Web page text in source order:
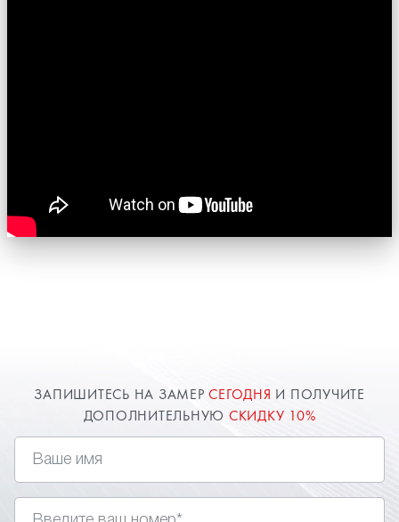
ЗАПИШИТЕСЬ НА ЗАМЕРСЕГОДНЯ И ПОЛУЧИТЕ
ДОПОЛНИТЕЛЬНУЮ СКИДКУ 10%